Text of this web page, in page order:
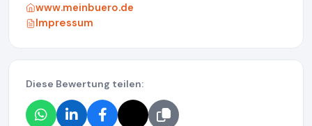
www.meinbuero.de
Impressum
Diese Bewertung teilen: